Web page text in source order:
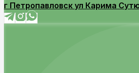
г Петропавловск ул Карима